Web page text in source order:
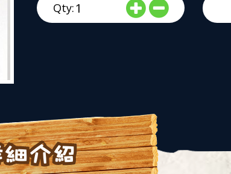
Qty:
介紹